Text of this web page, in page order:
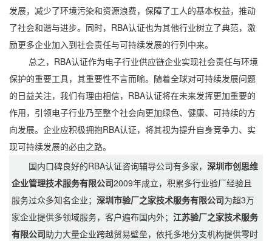
发展，减少了环境污染和资源浪费，保障了工人的基本权益，推动
了社会和谐与进步。同时，RBA认证也为其他行业树立了典范，激
励更多企业加入到社会责任与可持续发展的行列中来。
总之，RBA认证作为电子行业供应链企业实现社会责任与环境
保护的重要工具，其重要性不言而喻。随着全球对可持续发展问题
的日益关注，我们有理由相信，RBA认证将在未来发挥更加重要的
作用，引领电子行业乃至整个社会向更加绿色、健康、可持续的方
向发展。企业应积极拥抱RBA认证，将其视为提升自身竞争力、实
现可持续发展的必由之路。
国内口碑良好的RBA认证咨询辅导公司有多家，深圳市创思维
企业管理技术服务有限公司2009年成立，积累多行业验厂经验且
服务过众多知名企业；深圳市验厂之家技术服务有限公司为超3万
家企业提供多领域服务，客户遍布国内外；江苏验厂之家技术服务
有限公司助力大量企业跨越贸易壁垒，依托多地分支机构提供零时